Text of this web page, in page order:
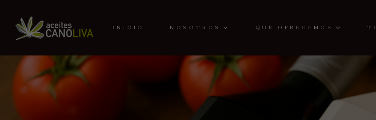
INICIO NOSOTROS QUÉ OFRECEMOS